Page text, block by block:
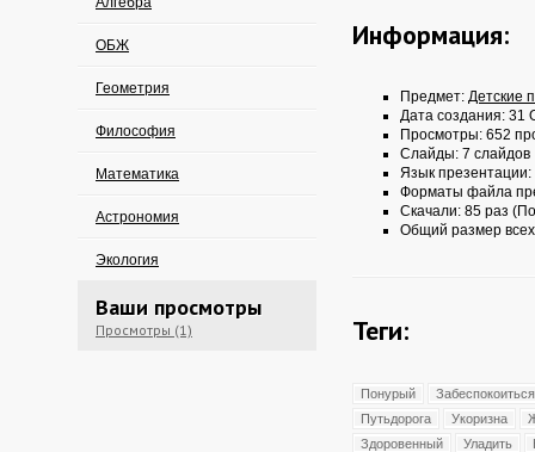
ОБЖ
Геометрия
Философия
Математика
Астрономия
Экология
Ваши просмотры
Просмотры (1)
Информация:
Предмет: Детские
Дата создания: 31
Просмотры: 652
Слайды: 7 слайдов
Язык презентации:
Форматы файла
Скачали: 85 раз
Общий размер
Теги:
Понурый
Забеспокоиться
Путьдорога
Укоризна
Здоровенный
Уладить